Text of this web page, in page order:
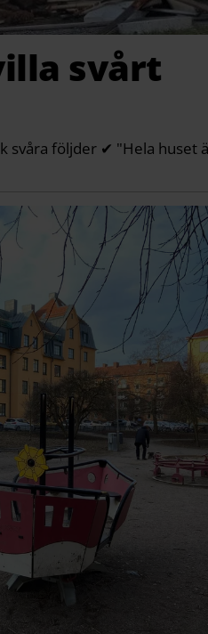
svårt
svåra följder ✔ "Hela huset